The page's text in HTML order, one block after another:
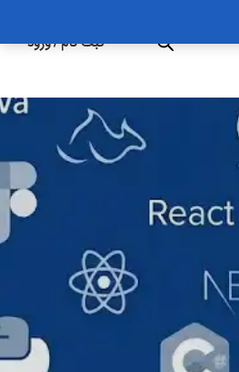
ثبت نام/ورود